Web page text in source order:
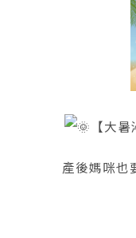
【大
產後媽咪也